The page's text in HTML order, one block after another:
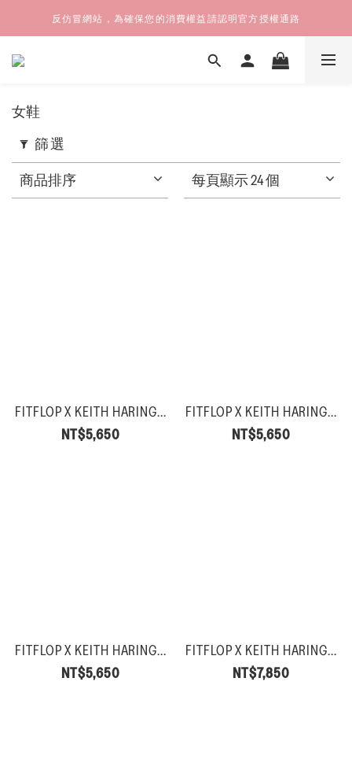
反仿冒網站，為確保您的消費權益請認明官方授權通路
女鞋
篩選
商品排序 每頁顯示 24 個
FITFLOP X KEITH HARING...
NT$5,650
FITFLOP X KEITH HARING...
NT$5,650
FITFLOP X KEITH HARING...
NT$5,650
FITFLOP X KEITH HARING...
NT$7,850